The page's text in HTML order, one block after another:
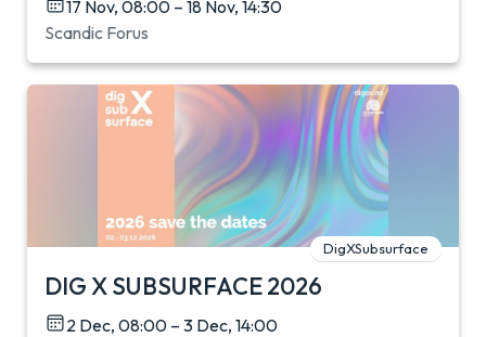
17 Nov, 08:00 – 18 Nov, 14:30
Scandic Forus
DigXSubsurface
DIG X SUBSURFACE 2026
2 Dec, 08:00 – 3 Dec, 14:00